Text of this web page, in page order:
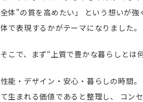
全体”の質を高めたい」
という想いが
体で表現するかがテーマになりました。
そこで、まず“上質で豊かな暮らしとは
性能・デザイン・安心・暮らしの時間。
て生まれる価値であると整理し、
コン